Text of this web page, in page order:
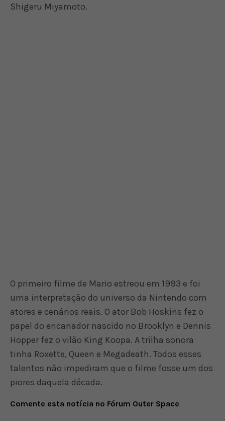
Shigeru Miyamoto.
O primeiro filme de Mario estreou em 1993 e foi
uma interpretação do universo da Nintendo com
atores e cenários reais. O ator Bob Hoskins fez o
papel do encanador nascido no Brooklyn e Dennis
Hopper fez o vilão King Koopa. A trilha sonora
tinha Roxette, Queen e Megadeath. Todos esses
talentos não impediram que o filme fosse um dos
piores daquela década.
Comente esta notícia no Fórum Outer Space